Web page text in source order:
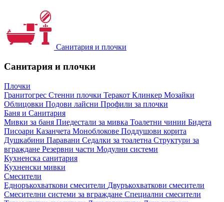
Санитария и плочки
Санитария и плочки
Плочки
Гранитогрес Стенни плочки Теракот Клинкер Мозайки
Облицовки Подови лайсни Профили за плочки
Баня и Санитария
Мивки за баня Пиедестали за мивка Тоалетни чинии Бидета
Писоари Казанчета Моноблокове Поддушови корита
Душкабини Паравани Седалки за тоалетна Структури за
вграждане Резервни части Модулни системи
Кухненска санитария
Кухненски мивки
Смесители
Едноръкохваткови смесители Двуръкохваткови смесители
Смесителни системи за вграждане Специални смесители